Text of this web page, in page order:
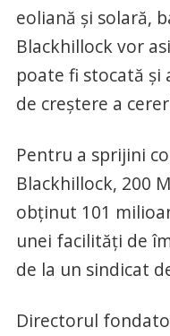
eoliană și solară,
Blackhillock vor
poate fi stocată
de creștere a
Pentru a sprijini
Blackhillock, 200
obținut 101
unei facilități de
de la un sindicat
Directorul